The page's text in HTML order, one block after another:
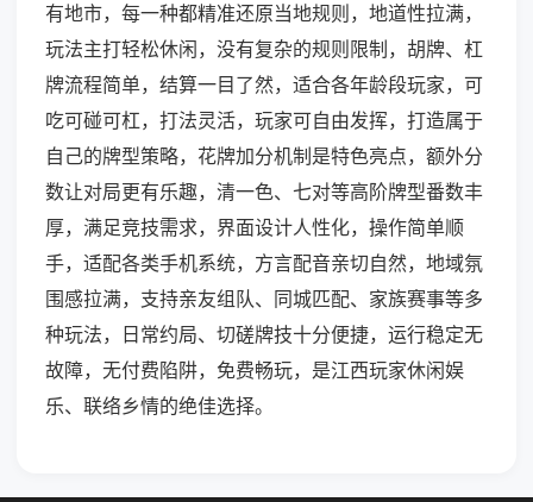
有地市，每一种都精准还原当地规则，地道性拉满，
玩法主打轻松休闲，没有复杂的规则限制，胡牌、杠
牌流程简单，结算一目了然，适合各年龄段玩家，可
吃可碰可杠，打法灵活，玩家可自由发挥，打造属于
自己的牌型策略，花牌加分机制是特色亮点，额外分
数让对局更有乐趣，清一色、七对等高阶牌型番数丰
厚，满足竞技需求，界面设计人性化，操作简单顺
手，适配各类手机系统，方言配音亲切自然，地域氛
围感拉满，支持亲友组队、同城匹配、家族赛事等多
种玩法，日常约局、切磋牌技十分便捷，运行稳定无
故障，无付费陷阱，免费畅玩，是江西玩家休闲娱
乐、联络乡情的绝佳选择。